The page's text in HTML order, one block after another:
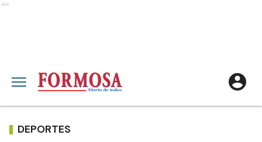
Ads
DEPORTES